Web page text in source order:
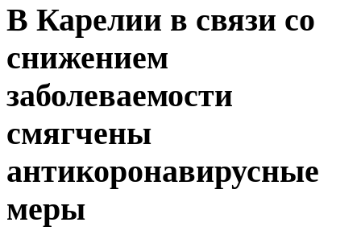
В Карелии в связи со
снижением
заболеваемости
смягчены
антикоронавирусные
меры